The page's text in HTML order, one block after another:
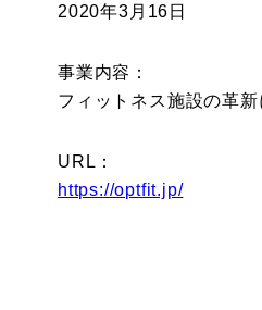
2020年3月16日
事業内容：
フィットネス施設の革
URL：
https://optfit.jp/